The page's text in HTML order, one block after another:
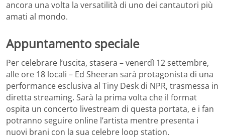
ancora una volta la versatilità di uno dei cantautori più
amati al mondo.
Appuntamento speciale
Per celebrare l’uscita, stasera – venerdì 12 settembre,
alle ore 18 locali – Ed Sheeran sarà protagonista di una
performance esclusiva al Tiny Desk di NPR, trasmessa in
diretta streaming. Sarà la prima volta che il format
ospita un concerto livestream di questa portata, e i fan
potranno seguire online l’artista mentre presenta i
nuovi brani con la sua celebre loop station.